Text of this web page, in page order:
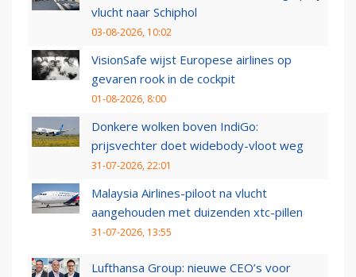
vlucht naar Schiphol
03-08-2026, 10:02
VisionSafe wijst Europese airlines op
gevaren rook in de cockpit
01-08-2026, 8:00
Donkere wolken boven IndiGo:
prijsvechter doet widebody-vloot weg
31-07-2026, 22:01
Malaysia Airlines-piloot na vlucht
aangehouden met duizenden xtc-pillen
31-07-2026, 13:55
Lufthansa Group: nieuwe CEO’s voor